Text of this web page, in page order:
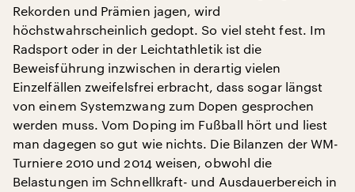
Rekorden und Prämien jagen, wird
höchstwahrscheinlich gedopt. So viel steht fest. Im
Radsport oder in der Leichtathletik ist die
Beweisführung inzwischen in derartig vielen
Einzelfällen zweifelsfrei erbracht, dass sogar längst
von einem Systemzwang zum Dopen gesprochen
werden muss. Vom Doping im Fußball hört und liest
man dagegen so gut wie nichts. Die Bilanzen der WM-
Turniere 2010 und 2014 weisen, obwohl die
Belastungen im Schnellkraft- und Ausdauerbereich in